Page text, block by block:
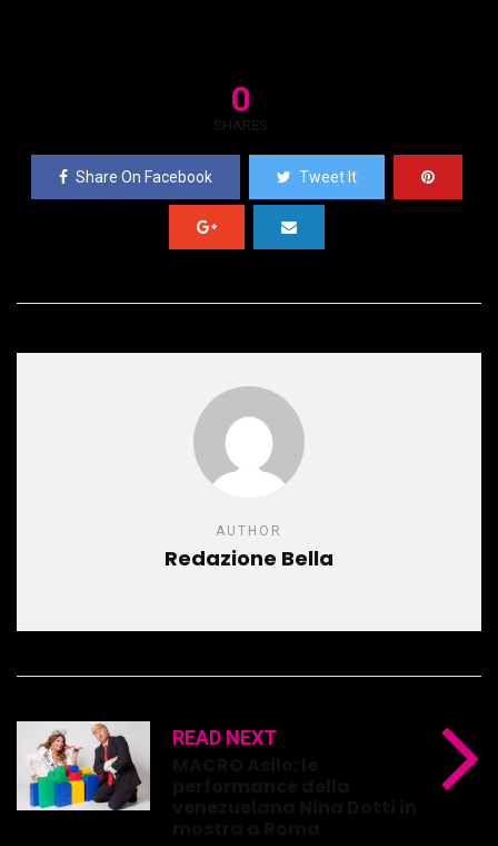
0
SHARES
Share On Facebook Tweet It
AUTHOR
Redazione Bella
READ NEXT